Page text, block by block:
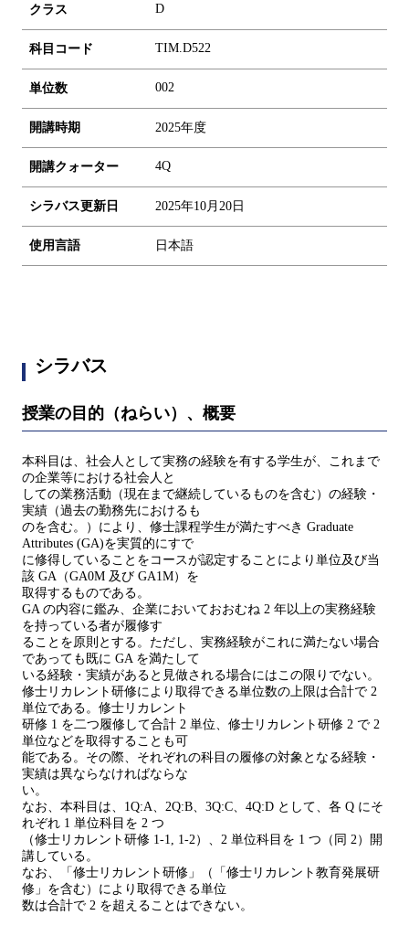
クラス D
科目コード TIM.D522
単位数 002
開講時期 2025年度
開講クォーター 4Q
シラバス更新日 2025年10月20日
使用言語 日本語
シラバス
授業の目的（ねらい）、概要
本科目は、社会人として実務の経験を有する学生が、これまで
の企業等における社会人と
しての業務活動（現在まで継続しているものを含む）の経験・
実績（過去の勤務先におけるも
のを含む。）により、修士課程学生が満たすべき Graduate
Attributes (GA)を実質的にすで
に修得していることをコースが認定することにより単位及び当
該 GA（GA0M 及び GA1M）を
取得するものである。
GA の内容に鑑み、企業においておおむね 2 年以上の実務経験
を持っている者が履修す
ることを原則とする。ただし、実務経験がこれに満たない場合
であっても既に GA を満たして
いる経験・実績があると見做される場合にはこの限りでない。
修士リカレント研修により取得できる単位数の上限は合計で 2
単位である。修士リカレント
研修 1 を二つ履修して合計 2 単位、修士リカレント研修 2 で 2
単位などを取得することも可
能である。その際、それぞれの科目の履修の対象となる経験・
実績は異ならなければならな
い。
なお、本科目は、1Q:A、2Q:B、3Q:C、4Q:D として、各 Q にそ
れぞれ 1 単位科目を 2 つ
（修士リカレント研修 1-1, 1-2）、2 単位科目を 1 つ（同 2）開
講している。
なお、「修士リカレント研修」（「修士リカレント教育発展研
修」を含む）により取得できる単位
数は合計で 2 を超えることはできない。